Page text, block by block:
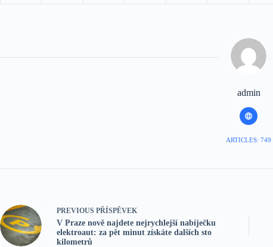
admin
ARTICLES: 749
PREVIOUS PŘÍSPĚVEK
V Praze nově najdete nejrychlejší nabíječku
elektroaut: za pět minut získáte dalších sto
kilometrů